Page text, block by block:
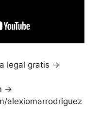
legal gratis →
→
alexiomarrodriguez